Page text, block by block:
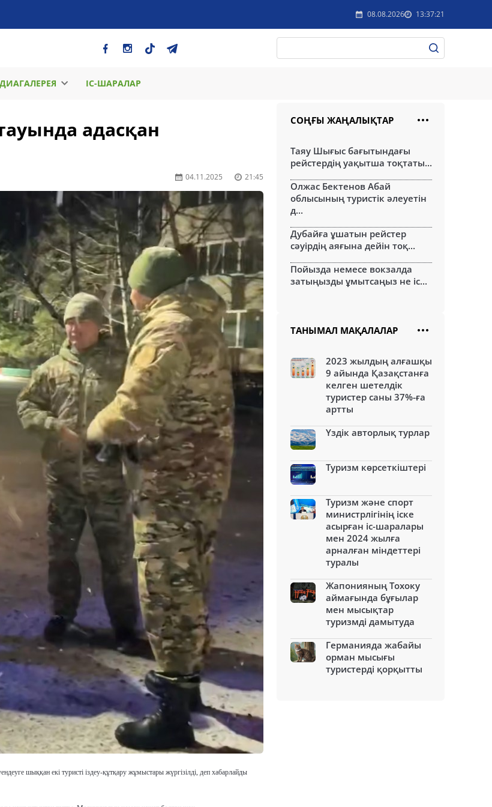
08.08.2026 13:37:21
ІС-ШАРАЛАР
адасқан
04.11.2025 21:45
шыққан екі туристі іздеу-құтқару жұмыстары жүргізілді, деп хабарлайды
СОҢҒЫ ЖАҢАЛЫҚТАР
Таяу Шығыс бағытындағы
рейстердің уақытша тоқтаты...
Олжас Бектенов Абай
облысының туристік әлеуетін
д...
Дубайға ұшатын рейстер
сәуірдің аяғына дейін тоқ...
Пойызда немесе вокзалда
затыңызды ұмытсаңыз не іс...
ТАНЫМАЛ МАҚАЛАЛАР
2023 жылдың алғашқы
9 айында Қазақстанға
келген шетелдік
туристер саны 37%-ға
артты
Үздік авторлық турлар
Туризм көрсеткіштері
Туризм және спорт
министрлігінің іске
асырған іс-шаралары
мен 2024 жылға
арналған міндеттері
туралы
Жапонияның Тохоку
аймағында бұғылар
мен мысықтар
туризмді дамытуда
Германияда жабайы
орман мысығы
туристерді қорқытты